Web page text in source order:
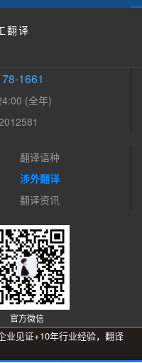
翻译
1661
(全年)
翻译语种
涉外翻译
翻译资讯
官方微信
业见证+10年行业经验，翻译